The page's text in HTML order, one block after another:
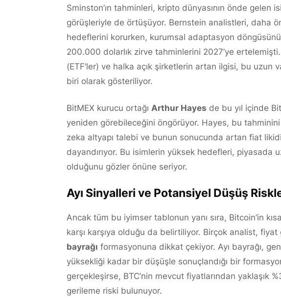
Sminston’ın tahminleri, kripto dünyasının önde gelen
görüşleriyle de örtüşüyor. Bernstein analistleri, daha
hedeflerini korurken, kurumsal adaptasyon
200.000 dolarlık zirve tahminlerini 2027’ye ertelemişti.
(ETF’ler) ve halka açık şirketlerin artan ilgisi, bu uzun
biri olarak gösteriliyor.
BitMEX kurucu ortağı Arthur Hayes de bu yıl içinde
yeniden görebileceğini öngörüyor. Hayes, bu tahminini
zeka altyapı talebi ve bunun sonucunda artan fiat
dayandırıyor. Bu isimlerin yüksek hedefleri, piyasada
olduğunu gözler önüne seriyor.
Ayı Sinyalleri ve Potansiyel Düşüş
Ancak tüm bu iyimser tablonun yanı sıra, Bitcoin’in
karşı karşıya olduğu da belirtiliyor. Birçok analist,
bayrağı formasyonuna dikkat çekiyor. Ayı bayrağı,
yüksekliği kadar bir düşüşle sonuçlandığı bir
gerçekleşirse, BTC’nin mevcut fiyatlarından yaklaşık
gerileme riski bulunuyor.